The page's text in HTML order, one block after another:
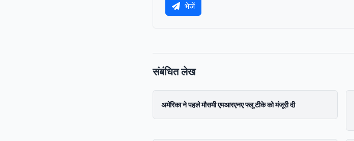
भेजें
संबंधित लेख
अमेरिका ने पहले मौसमी एमआरएनए फ्लू टीके को मंजूरी दी